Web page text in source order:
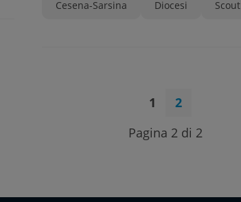
Cesena-Sarsina Diocesi Scout
1
2
Pagina 2 di 2